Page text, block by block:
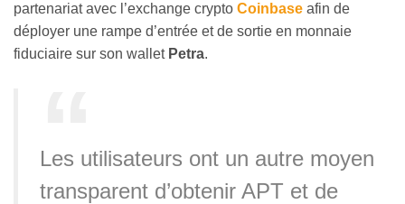
partenariat avec l’exchange crypto Coinbase afin de
déployer une rampe d’entrée et de sortie en monnaie
fiduciaire sur son wallet Petra.
Les utilisateurs ont un autre moyen
transparent d’obtenir APT et de